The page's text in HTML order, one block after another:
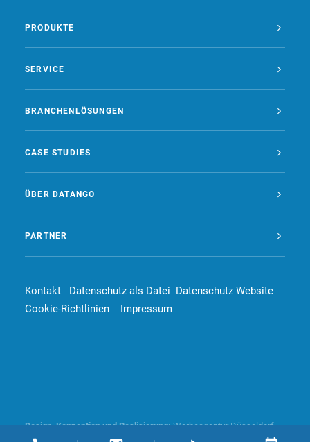
PRODUKTE
SERVICE
BRANCHENLÖSUNGEN
CASE STUDIES
ÜBER DATANGO
PARTNER
Kontakt Datenschutz als Datei Datenschutz Website
Cookie-Richtlinien
Impressum
Design, Konzeption und Realisierung: Werbeagentur Düsseldorf –